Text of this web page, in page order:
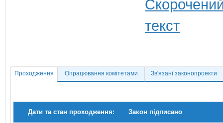
Проходження Опрацювання комітетами Зв'язані законопроекти
Дати та стан проходження: Закон підписано